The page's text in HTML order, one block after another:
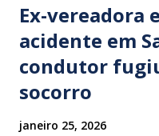
Ex-vereadora
acidente em
condutor
socorro
janeiro 25, 2026